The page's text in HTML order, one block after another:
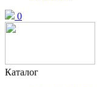
0
Каталог